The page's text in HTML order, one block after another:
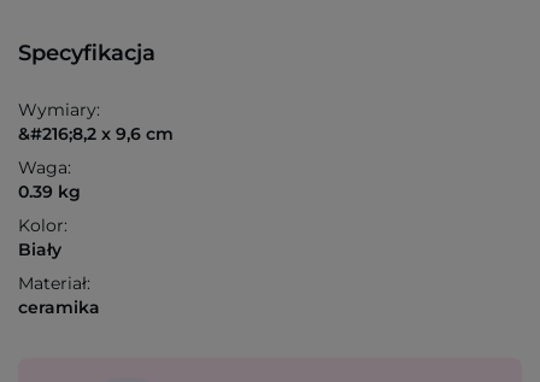
Specyfikacja
Wymiary:
&#216;8,2 x 9,6 cm
Waga:
0.39 kg
Kolor:
Biały
Materiał:
ceramika